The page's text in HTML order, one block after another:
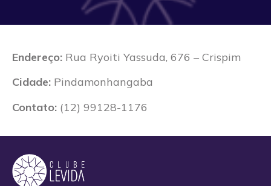
Endereço: Rua Ryoiti Yassuda, 676 – Crispim
Cidade: Pindamonhangaba
Contato: (12) 99128-1176